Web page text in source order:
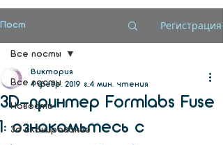
Пост Регистрация
Все посты
Новости
3d сканирование
Все посты
3D-принтер Formlabs Fuse
1: ознакомьтесь с
Виктория
4 февр. 2019 г.4 мин. чтения